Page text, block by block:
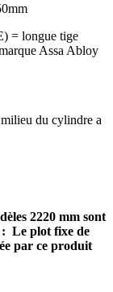
= longue tige
Assa Abloy
du cylindre a
2220 mm sont
Le plot fixe de
par ce produit